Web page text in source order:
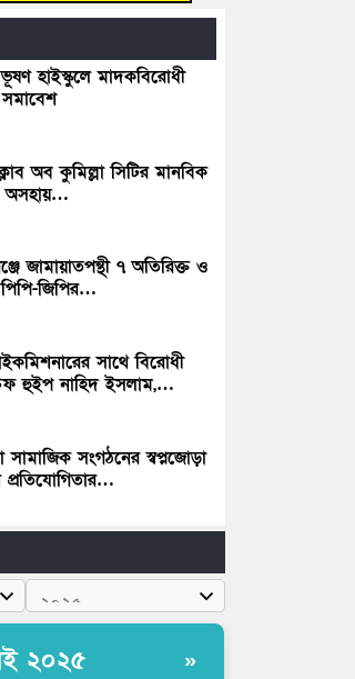
হাইস্কুলে মাদকবিরোধী
অব কুমিল্লা সিটির মানবিক
অসহায়…
জামায়াতপন্থী ৭ অতিরিক্ত ও
জিপির…
সাথে বিরোধী
হুইপ নাহিদ ইসলাম,…
সামাজিক সংগঠনের স্বপ্নজোড়া
২০২৫ »